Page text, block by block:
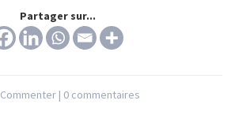
Partager sur...
Commenter | 0 commentaires